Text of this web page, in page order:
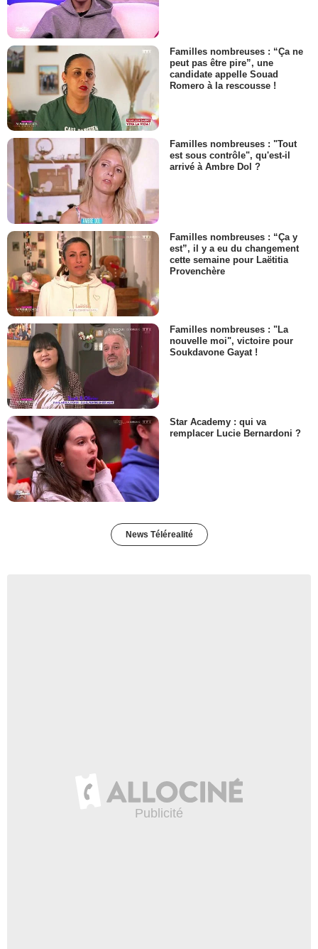
Familles nombreuses : “Ça ne
peut pas être pire”, une
candidate appelle Souad
Romero à la rescousse !
Familles nombreuses : "Tout
est sous contrôle", qu'est-il
arrivé à Ambre Dol ?
Familles nombreuses : “Ça y
est”, il y a eu du changement
cette semaine pour Laëtitia
Provenchère
Familles nombreuses : "La
nouvelle moi", victoire pour
Soukdavone Gayat !
Star Academy : qui va
remplacer Lucie Bernardoni ?
News Télérealité